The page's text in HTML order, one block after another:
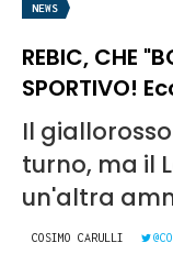
NEWS
REBIC, CHE
SPORTIVO!
Il
turno, ma il
un'altra
COSIMO CARULLI